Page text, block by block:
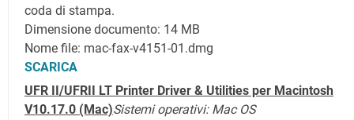
coda di stampa.
Dimensione documento: 14 MB
Nome file: mac-fax-v4151-01.dmg
SCARICA
UFR II/UFRII LT Printer Driver & Utilities per Macintosh
V10.17.0 (Mac)Sistemi operativi: Mac OS